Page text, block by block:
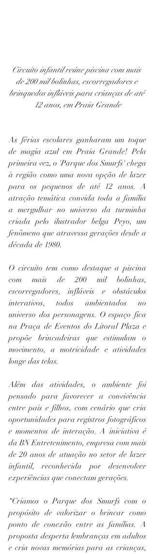
Circuito infantil reúne piscina com mais
de 200 mil bolinhas, escorregadores e
brinquedos infláveis para crianças de até
12 anos, em Praia Grande
As férias escolares ganharam um toque
de magia azul em Praia Grande! Pela
primeira vez, o 'Parque dos Smurfs' chega
à região como uma nova opção de lazer
para os pequenos de até 12 anos. A
atração temática convida toda a família
a mergulhar no universo da turminha
criada pelo ilustrador belga Peyo, um
fenômeno que atravessa gerações desde a
década de 1980.
O circuito tem como destaque a piscina
com mais de 200 mil bolinhas,
escorregadores, infláveis e obstáculos
interativos, todos ambientados no
universo dos personagens. O espaço fica
na Praça de Eventos do Litoral Plaza e
propõe brincadeiras que estimulam o
movimento, a motricidade e atividades
longe das telas.
Além das atividades, o ambiente foi
pensado para favorecer a convivência
entre pais e filhos, com cenário que cria
oportunidades para registros fotográficos
e momentos de interação. A iniciativa é
da BN Entretenimento, empresa com mais
de 20 anos de atuação no setor de lazer
infantil, reconhecida por desenvolver
experiências que conectam gerações.
“Criamos o Parque dos Smurfs com o
propósito de valorizar o brincar como
ponto de conexão entre as famílias. A
proposta desperta lembranças em adultos
e cria novas memórias para as crianças,